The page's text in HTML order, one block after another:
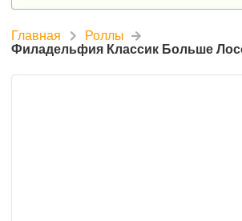
Главная Роллы
Филадельфия Классик Больше